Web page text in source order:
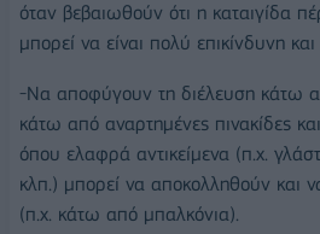
όταν βεβαιωθούν ότι η καταιγίδα
μπορεί να είναι πολύ επικίνδυνη
-Να αποφύγουν τη διέλευση κάτω
κάτω από αναρτημένες πινακίδες
όπου ελαφρά αντικείμενα (π.χ.
κλπ.) μπορεί να αποκολληθούν και
(π.χ. κάτω από μπαλκόνια).